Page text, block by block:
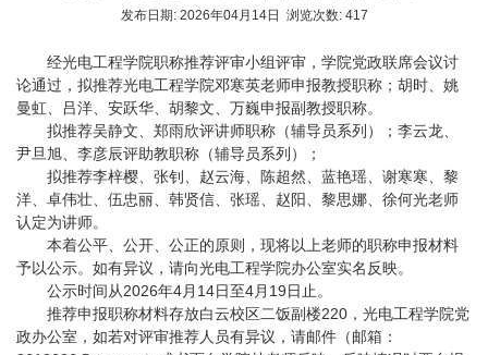
发布日期: 2026年04月14日 浏览次数: 417
经光电工程学院职称推荐评审小组评审，学院党政联席会议讨
论通过，拟推荐光电工程学院邓寒英老师申报教授职称；胡时、姚
曼虹、吕洋、安跃华、胡黎文、万巍申报副教授职称。
拟推荐吴静文、郑雨欣评讲师职称（辅导员系列）；李云龙、
尹旦旭、李彦辰评助教职称（辅导员系列）；
拟推荐李梓樱、张钊、赵云海、陈超然、蓝艳瑶、谢寒寒、黎
洋、卓伟壮、伍忠丽、韩贤信、张瑶、赵阳、黎思娜、徐何光老师
认定为讲师。
本着公平、公开、公正的原则，现将以上老师的职称申报材料
予以公示。如有异议，请向光电工程学院办公室实名反映。
公示时间从2026年4月14日至4月19日止。
推荐申报职称材料存放白云校区二饭副楼220，光电工程学院党
政办公室，如若对评审推荐人员有异议，请邮件（邮箱：